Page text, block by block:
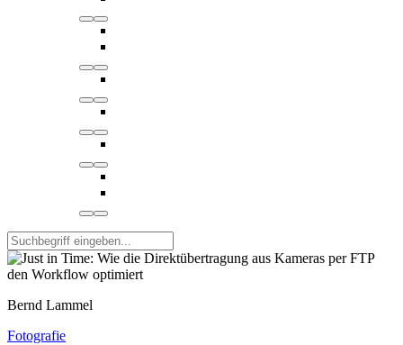
Bernd Lammel
Fotografie